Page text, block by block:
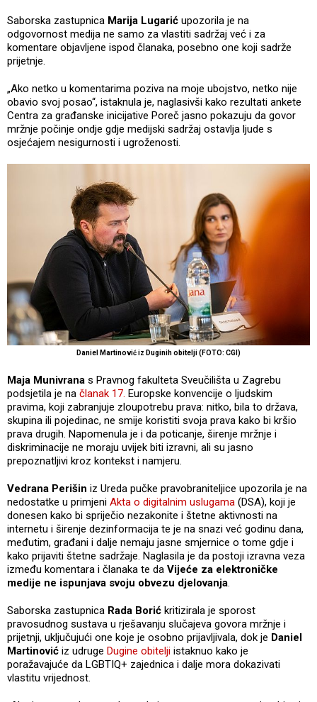
Saborska zastupnica Marija Lugarić upozorila je na
odgovornost medija ne samo za vlastiti sadržaj već i za
komentare objavljene ispod članaka, posebno one koji sadrže
prijetnje.
„Ako netko u komentarima poziva na moje ubojstvo, netko nije
obavio svoj posao“, istaknula je, naglasivši kako rezultati ankete
Centra za građanske inicijative Poreč jasno pokazuju da govor
mržnje počinje ondje gdje medijski sadržaj ostavlja ljude s
osjećajem nesigurnosti i ugroženosti.
Daniel Martinović iz Duginih obitelji (FOTO: CGI)
Maja Munivrana s Pravnog fakulteta Sveučilišta u Zagrebu
podsjetila je na članak 17. Europske konvencije o ljudskim
pravima, koji zabranjuje zloupotrebu prava: nitko, bila to država,
skupina ili pojedinac, ne smije koristiti svoja prava kako bi kršio
prava drugih. Napomenula je i da poticanje, širenje mržnje i
diskriminacije ne moraju uvijek biti izravni, ali su jasno
prepoznatljivi kroz kontekst i namjeru.
Vedrana Perišin iz Ureda pučke pravobraniteljice upozorila je na
nedostatke u primjeni Akta o digitalnim uslugama (DSA), koji je
donesen kako bi spriječio nezakonite i štetne aktivnosti na
internetu i širenje dezinformacija te je na snazi već godinu dana,
međutim, građani i dalje nemaju jasne smjernice o tome gdje i
kako prijaviti štetne sadržaje. Naglasila je da postoji izravna veza
između komentara i članaka te da Vijeće za elektroničke
medije ne ispunjava svoju obvezu djelovanja.
Saborska zastupnica Rada Borić kritizirala je sporost
pravosudnog sustava u rješavanju slučajeva govora mržnje i
prijetnji, uključujući one koje je osobno prijavljivala, dok je Daniel
Martinović iz udruge Dugine obitelji istaknuo kako je
poražavajuće da LGBTIQ+ zajednica i dalje mora dokazivati
vlastitu vrijednost.